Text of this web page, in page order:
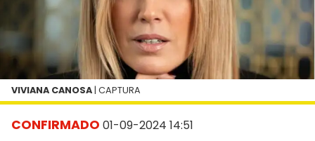
CONFIRMADO 01-09-2024 14:51
VIVIANA CANOSA | CAPTURA